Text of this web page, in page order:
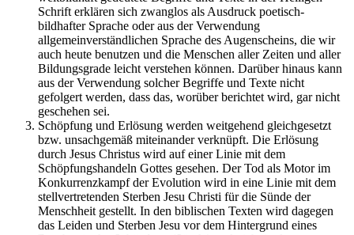
Schrift erklären sich zwanglos als Ausdruck poetisch-
bildhafter Sprache oder aus der Verwendung
allgemeinverständlichen Sprache des Augenscheins, die wir
auch heute benutzen und die Menschen aller Zeiten und aller
Bildungsgrade leicht verstehen können. Darüber hinaus kann
aus der Verwendung solcher Begriffe und Texte nicht
gefolgert werden, dass das, worüber berichtet wird, gar nicht
geschehen sei.
Schöpfung und Erlösung werden weitgehend gleichgesetzt
bzw. unsachgemäß miteinander verknüpft. Die Erlösung
durch Jesus Christus wird auf einer Linie mit dem
Schöpfungshandeln Gottes gesehen. Der Tod als Motor im
Konkurrenzkampf der Evolution wird in eine Linie mit dem
stellvertretenden Sterben Jesu Christi für die Sünde der
Menschheit gestellt. In den biblischen Texten wird dagegen
das Leiden und Sterben Jesu vor dem Hintergrund eines